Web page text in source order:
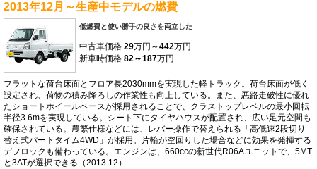
2013年12月～生産中モデルの燃費
低燃費と使い勝手の良さを両立した
中古車価格 29万円～442万円
新車時価格 82～187万円
フラットな荷台床面とフロア長2030mmを実現した軽トラック。荷台床面が低く
設定され、荷物の積み降ろしの作業性も向上している。また、悪路走破性に優れ
たショートホイールベースが採用されることで、クラストップレベルの最小回転
半径3.6mを実現している。シート下にタイヤハウスが配置され、広い足元空間も
確保されている。農繁仕様などには、レバー操作で替えられる「高低速2段切り
替え式パートタイム4WD」が採用。片輪が空回りした場合などに効果を発揮する
デフロックも備わっている。エンジンは、660ccの新世代R06Aユニットで、5MT
と3ATが選択できる（2013.12）